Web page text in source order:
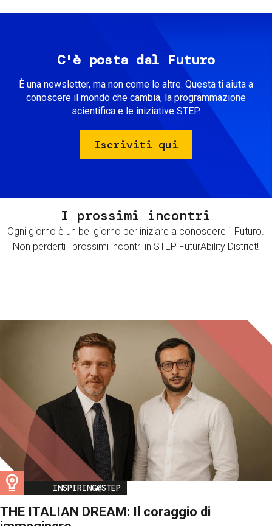
C'è posta dal Futuro
È una newsletter, ma non come le altre. Questa ti aiuta a
conoscere il mondo che cambia, la programmazione
scientifica e le iniziative STEP.
Iscriviti qui
I prossimi incontri
Ogni giorno è un bel giorno per iniziare a conoscere il Futuro.
Non perderti i prossimi incontri in STEP FuturAbility District!
Image
INSPIRING@STEP
THE ITALIAN DREAM: Il coraggio di